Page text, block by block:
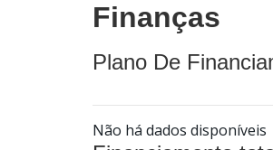
Finanças
Plano De
Não há dados disponíveis